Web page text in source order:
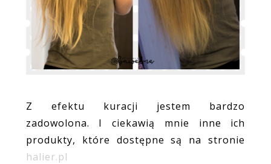
Z efektu kuracji jestem bardzo
zadowolona. I ciekawią mnie inne ich
produkty, które dostępne są na stronie
halier.pl